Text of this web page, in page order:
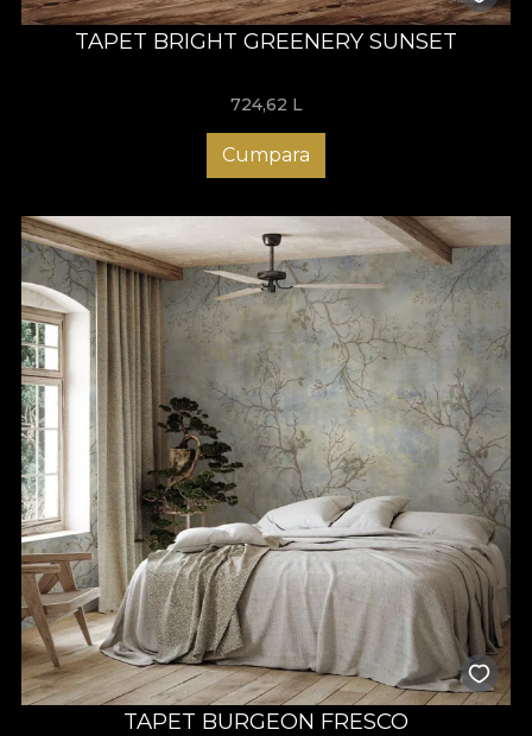
TAPET BRIGHT GREENERY SUNSET
724,62 L
Cumpara
TAPET BURGEON FRESCO